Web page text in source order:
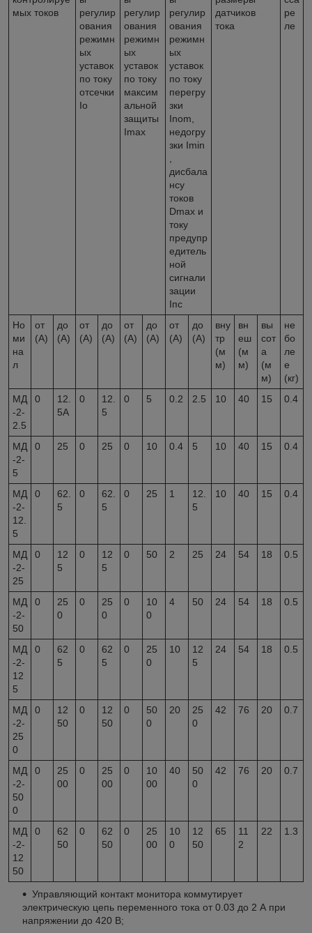
мых токов
регулир
ования
режимн
ых
уставок
по току
отсечки
Iо
регулир
ования
режимн
ых
уставок
по току
максим
альной
защиты
Imax
регулир
ования
режимн
ых
уставок
по току
перегру
зки
Inom,
недогру
зки Imin
,
дисбала
нсу
токов
Dmax и
току
предупр
едитель
ной
сигнали
зации
Iпс
датчиков
тока
ре
ле
Но
ми
на
л
от
(А)
до
(А)
от
(А)
до
(А)
от
(А)
до
(А)
от
(А)
до
(А)
вну
тр
(м
м)
вн
еш
(м
м)
вы
сот
а
(м
м)
не
бо
ле
е
(кг)
МД
-2-
2.5
0
12.
5А
0
12.
5
0 5 0.2 2.5 10 40 15 0.4
МД
-2-
5
0 25 0 25 0 10 0.4 5 10 40 15 0.4
МД
-2-
12.
5
0
62.
5
0
62.
5
0 25 1
12.
5
10 40 15 0.4
МД
-2-
25
0
12
5
0
12
5
0 50 2 25 24 54 18 0.5
МД
-2-
50
0
25
0
0
25
0
0
10
0
4 50 24 54 18 0.5
МД
-2-
12
5
0
62
5
0
62
5
0
25
0
10
12
5
24 54 18 0.5
МД
-2-
25
0
0
12
50
0
12
50
0
50
0
20
25
0
42 76 20 0.7
МД
-2-
50
0
0
25
00
0
25
00
0
10
00
40
50
0
42 76 20 0.7
МД
-2-
12
50
0
62
50
0
62
50
0
25
00
10
0
12
50
65
11
2
22 1.3
Управляющий контакт монитора коммутирует
электрическую цепь переменного тока от 0.03 до 2 А при
напряжении до 420 В;